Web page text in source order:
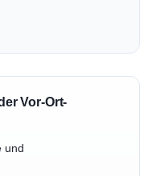
Vor-Ort-
und